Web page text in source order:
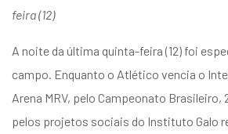
feira (12)
A noite da última quinta-feira (12) foi
campo. Enquanto o Atlético vencia o
Arena MRV, pelo Campeonato Brasileiro,
pelos projetos sociais do Instituto Galo